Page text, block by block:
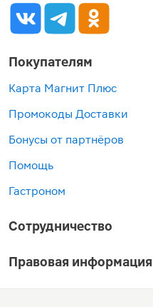
Покупателям
Карта Магнит Плюс
Промокоды Доставки
Бонусы от партнёров
Помощь
Гастроном
Сотрудничество
Правовая информация